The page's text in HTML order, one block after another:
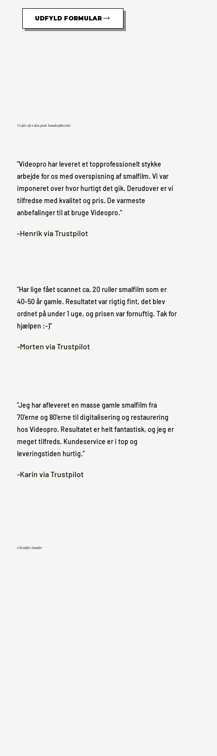
Vi går op i den gode kundeoplevelse
"Videopro har leveret et topprofessionelt stykke
arbejde for os med overspisning af smalfilm. Vi var
imponeret over hvor hurtigt det gik. Derudover er vi
tilfredse med kvalitet og pris. De varmeste
anbefalinger til at bruge Videopro."
-Henrik via Trustpilot
"Har lige fået scannet ca. 20 ruller smalfilm som er
40-50 år gamle. Resultatet var rigtig fint, det blev
ordnet på under 1 uge, og prisen var fornuftig. Tak for
hjælpen :-)"
-Morten via Trustpilot
"Jeg har afleveret en masse gamle smalfilm fra
70'erne og 80'erne til digitalisering og restaurering
hos Videopro. Resultatet er helt fantastisk, og jeg er
meget tilfreds. Kundeservice er i top og
leveringstiden hurtig."
-Karin via Trustpilot
Udvalgte kunder
UDFYLD FORMULAR